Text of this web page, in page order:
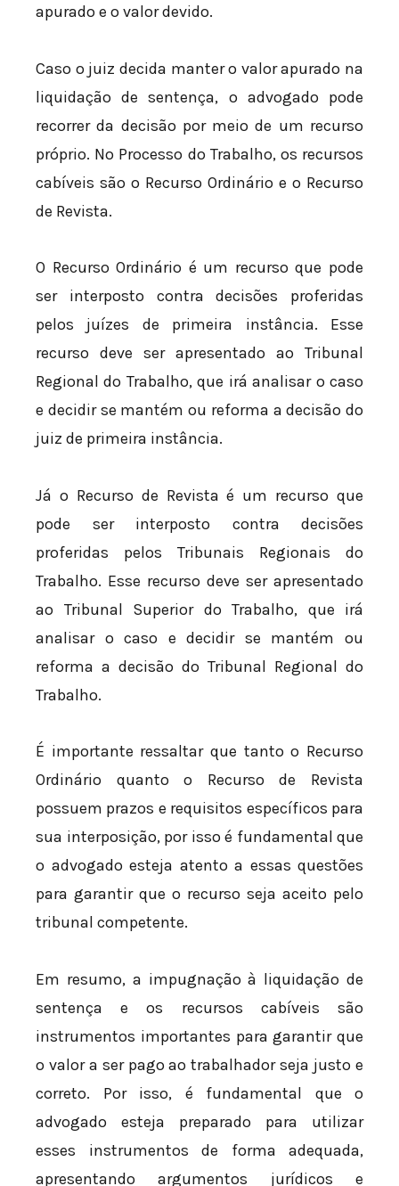
apurado e o valor devido.
Caso o juiz decida manter o valor apurado na
liquidação de sentença, o advogado pode
recorrer da decisão por meio de um recurso
próprio. No Processo do Trabalho, os recursos
cabíveis são o Recurso Ordinário e o Recurso
de Revista.
O Recurso Ordinário é um recurso que pode
ser interposto contra decisões proferidas
pelos juízes de primeira instância. Esse
recurso deve ser apresentado ao Tribunal
Regional do Trabalho, que irá analisar o caso
e decidir se mantém ou reforma a decisão do
juiz de primeira instância.
Já o Recurso de Revista é um recurso que
pode ser interposto contra decisões
proferidas pelos Tribunais Regionais do
Trabalho. Esse recurso deve ser apresentado
ao Tribunal Superior do Trabalho, que irá
analisar o caso e decidir se mantém ou
reforma a decisão do Tribunal Regional do
Trabalho.
É importante ressaltar que tanto o Recurso
Ordinário quanto o Recurso de Revista
possuem prazos e requisitos específicos para
sua interposição, por isso é fundamental que
o advogado esteja atento a essas questões
para garantir que o recurso seja aceito pelo
tribunal competente.
Em resumo, a impugnação à liquidação de
sentença e os recursos cabíveis são
instrumentos importantes para garantir que
o valor a ser pago ao trabalhador seja justo e
correto. Por isso, é fundamental que o
advogado esteja preparado para utilizar
esses instrumentos de forma adequada,
apresentando argumentos jurídicos e